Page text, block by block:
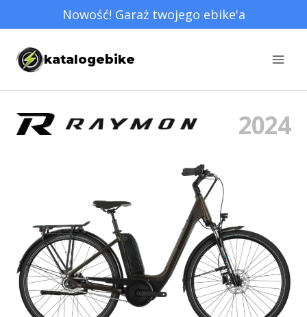
do
treści
Nowość! Garaż twojego ebike'a
katalogebike
2024